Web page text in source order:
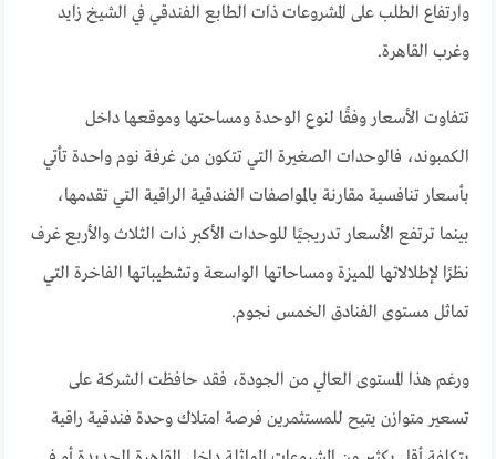
وارتفاع الطلب على المشروعات ذات الطابع الفندقي في الشيخ زايد
وغرب القاهرة.
تتفاوت الأسعار وفقًا لنوع الوحدة ومساحتها وموقعها داخل
الكمبوند، فالوحدات الصغيرة التي تتكون من غرفة نوم واحدة تأتي
بأسعار تنافسية مقارنة بالمواصفات الفندقية الراقية التي تقدمها،
بينما ترتفع الأسعار تدريجيًا للوحدات الأكبر ذات الثلاث والأربع غرف
نظرًا لإطلالاتها المميزة ومساحاتها الواسعة وتشطيباتها الفاخرة التي
تماثل مستوى الفنادق الخمس نجوم.
ورغم هذا المستوى العالي من الجودة، فقد حافظت الشركة على
تسعير متوازن يتيح للمستثمرين فرصة امتلاك وحدة فندقية راقية